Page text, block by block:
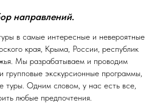
направлений.
в самые интересные и невероятные
края, Крыма, России, республик
Мы разрабатываем и проводим
групповые экскурсионные программы,
туры. Одним словом, у нас есть все,
любые предпочтения.